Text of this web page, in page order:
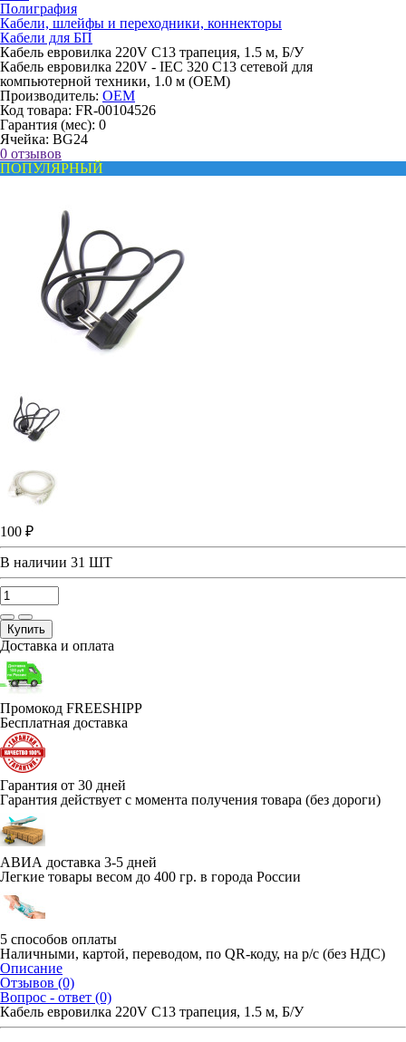
Полиграфия
Кабели, шлейфы и переходники, коннекторы
Кабели для БП
Кабель евровилка 220V C13 трапеция, 1.5 м, Б/У
Кабель евровилка 220V - IEC 320 C13 сетевой для
компьютерной техники, 1.0 м (OEM)
Производитель: OEM
Код товара: FR-00104526
Гарантия (мес): 0
Ячейка: BG24
0 отзывов
ПОПУЛЯРНЫЙ
100 ₽
В наличии 31 ШТ
Купить
Доставка и оплата
Промокод FREESHIPP
Бесплатная доставка
Гарантия от 30 дней
Гарантия действует с момента получения товара (без дороги)
АВИА доставка 3-5 дней
Легкие товары весом до 400 гр. в города России
5 способов оплаты
Наличными, картой, переводом, по QR-коду, на р/с (без НДС)
Описание
Отзывов (0)
Вопрос - ответ (0)
Кабель евровилка 220V C13 трапеция, 1.5 м, Б/У